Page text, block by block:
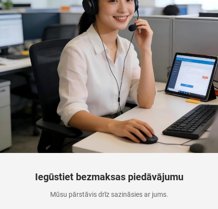
Iegūstiet bezmaksas piedāvājumu
Mūsu pārstāvis drīz sazināsies ar jums.